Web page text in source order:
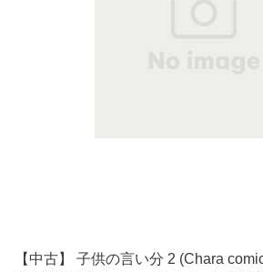
【中古】 子供の言い分 2 (Chara